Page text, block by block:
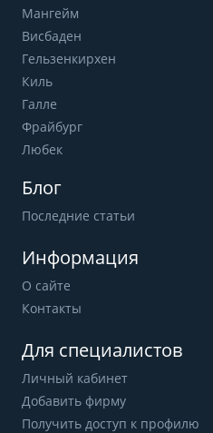
Мангейм
Висбаден
Гельзенкирхен
Киль
Галле
Фрайбург
Любек
Блог
Последние статьи
Информация
О сайте
Контакты
Для специалистов
Личный кабинет
Добавить фирму
Получить доступ к профилю